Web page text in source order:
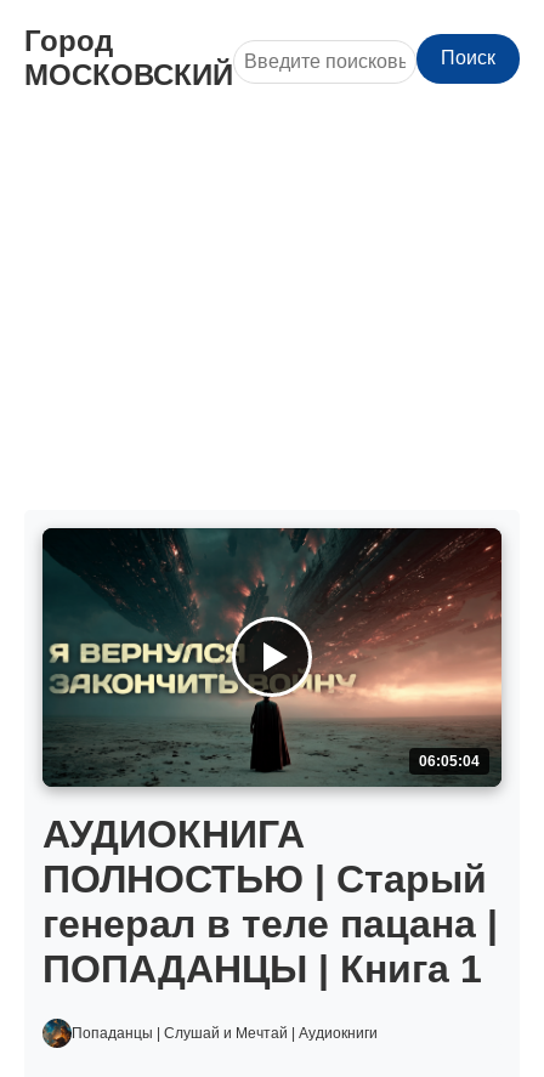
Город
МОСКОВСКИЙ
Поиск
06:05:04
АУДИОКНИГА
ПОЛНОСТЬЮ | Старый
генерал в теле пацана |
ПОПАДАНЦЫ | Книга 1
Попаданцы | Слушай и Мечтай | Аудиокниги